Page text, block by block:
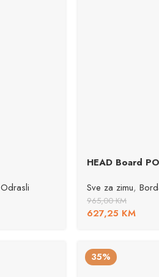
Odrasli
HEAD Board
Sve za zimu,
965,00KM
627,25 KM
35%